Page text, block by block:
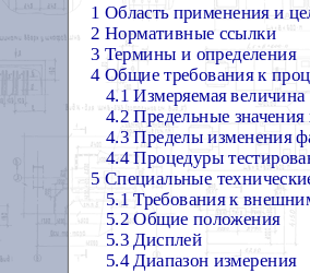
1 Область применения и
2 Нормативные ссылки
3 Термины и определения
4 Общие требования к
4.1 Измеряемая величина
4.2 Предельные значения
4.3Пределы изменения
4.4 Процедуры
5 Специальные
5.1 Требования к
5.2 Общие положения
5.3 Дисплей
5.4 Диапазон измерения